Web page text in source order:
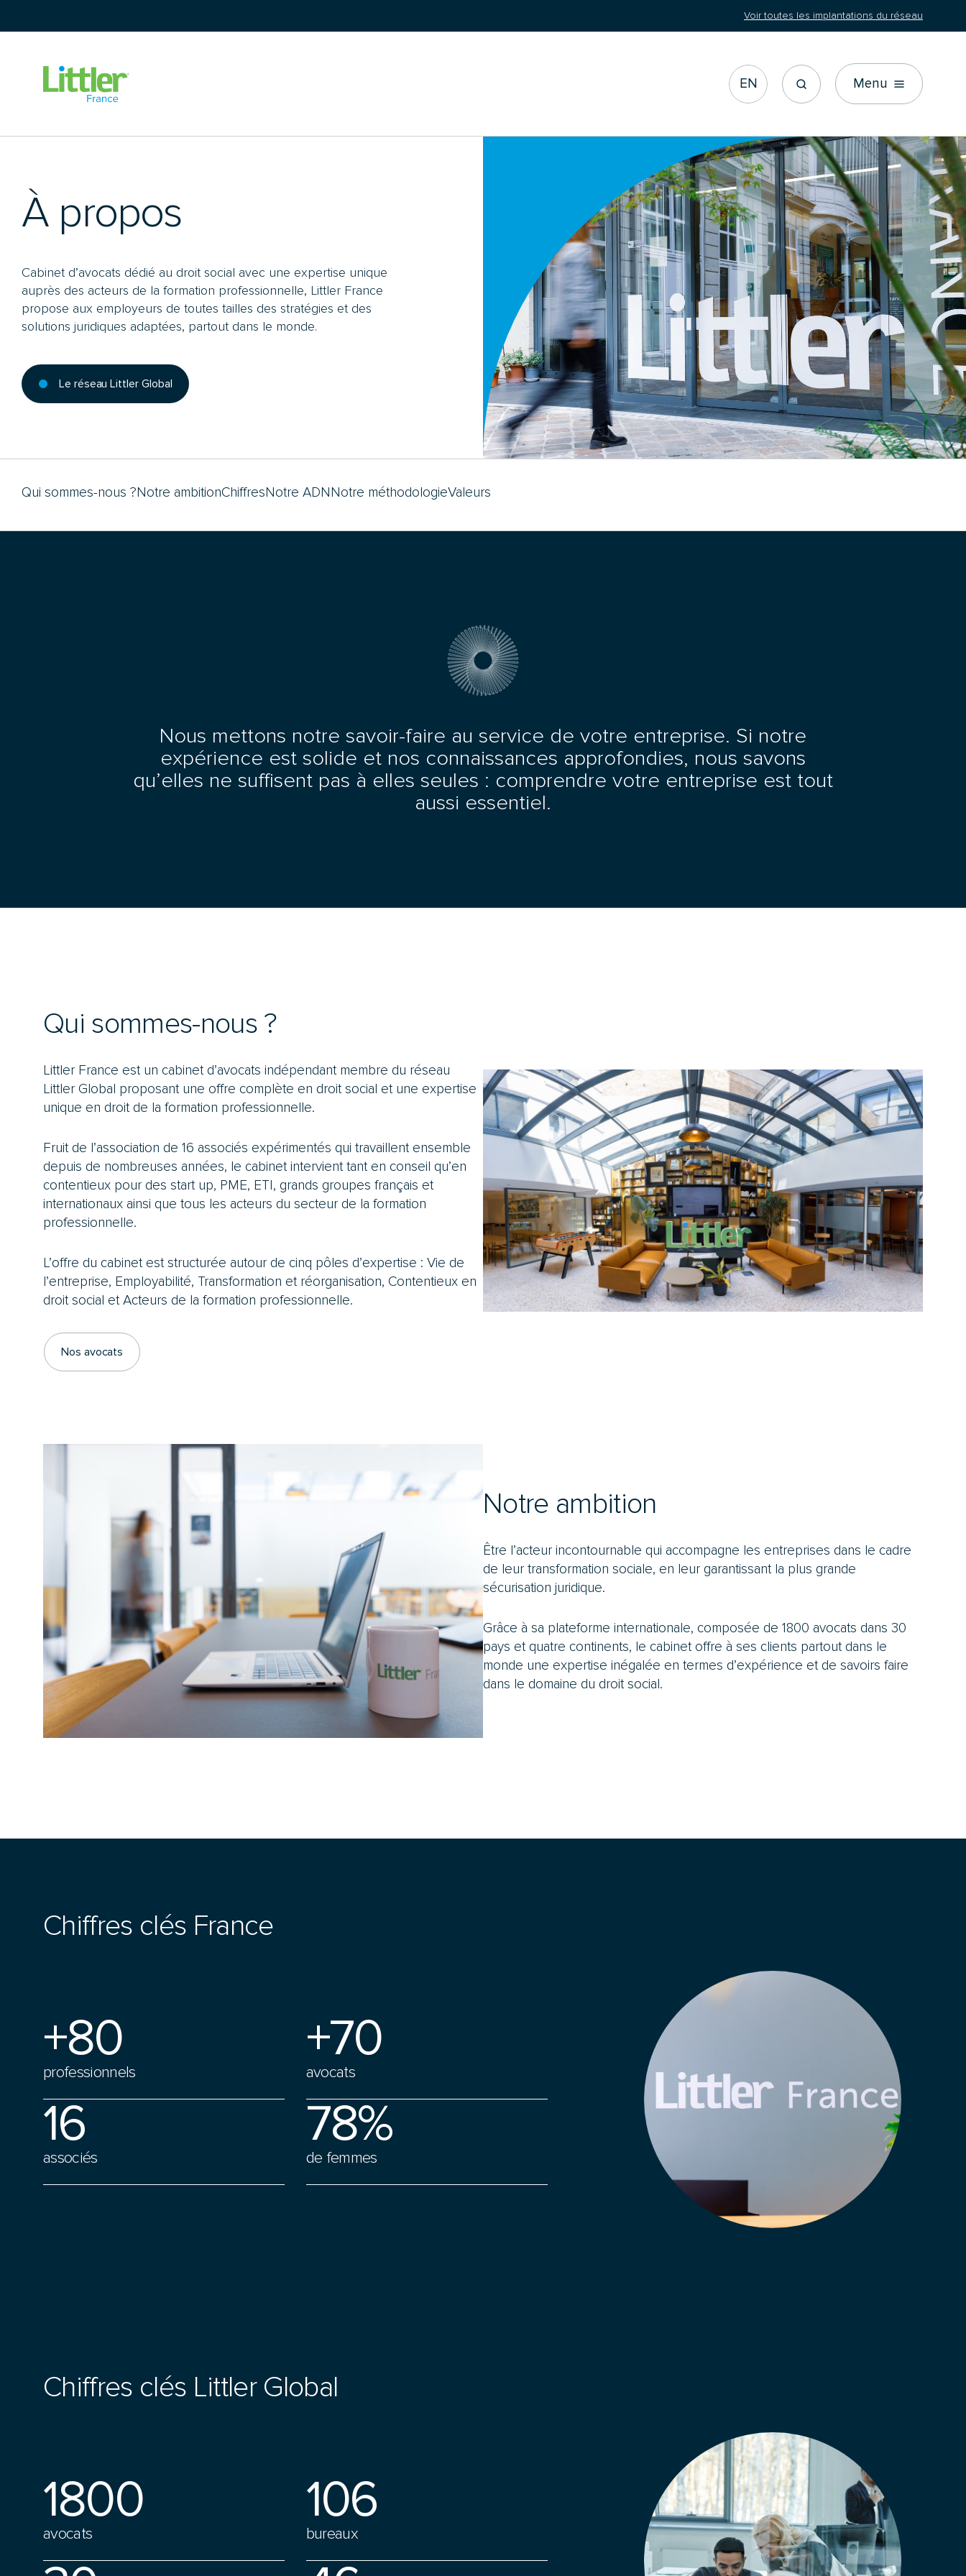
Voir toutes les implantations du réseau
EN Menu
À propos
Cabinet d’avocats dédié au droit social avec une expertise unique
auprès des acteurs de la formation professionnelle, Littler France
propose aux employeurs de toutes tailles des stratégies et des
solutions juridiques adaptées, partout dans le monde.
Le réseau Littler Global
Qui sommes-nous ?Notre ambitionChiffresNotre ADNNotre méthodologieValeurs
Nous mettons notre savoir-faire au service de votre entreprise. Si notre
expérience est solide et nos connaissances approfondies, nous savons
qu’elles ne suffisent pas à elles seules : comprendre votre entreprise est tout
aussi essentiel.
Qui sommes-nous ?
Littler France est un cabinet d’avocats indépendant membre du réseau
Littler Global proposant une offre complète en droit social et une expertise
unique en droit de la formation professionnelle.
Fruit de l’association de 16 associés expérimentés qui travaillent ensemble
depuis de nombreuses années, le cabinet intervient tant en conseil qu’en
contentieux pour des start up, PME, ETI, grands groupes français et
internationaux ainsi que tous les acteurs du secteur de la formation
professionnelle.
L’offre du cabinet est structurée autour de cinq pôles d’expertise : Vie de
l’entreprise, Employabilité, Transformation et réorganisation, Contentieux en
droit social et Acteurs de la formation professionnelle.
Nos avocats
Notre ambition
Être l’acteur incontournable qui accompagne les entreprises dans le cadre
de leur transformation sociale, en leur garantissant la plus grande
sécurisation juridique.
Grâce à sa plateforme internationale, composée de 1800 avocats dans 30
pays et quatre continents, le cabinet offre à ses clients partout dans le
monde une expertise inégalée en termes d’expérience et de savoirs faire
dans le domaine du droit social.
Chiffres clés France
+80
professionnels
+70
avocats
16
associés
78%
de femmes
Chiffres clés Littler Global
1800
avocats
106
bureaux